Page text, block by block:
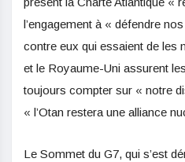
l’engagement à « défendre
contre eux qui essaient de les
et le Royaume-Uni assurent
toujours compter sur « notre
« l’Otan restera une alliance
Le Sommet du G7, qui s’est